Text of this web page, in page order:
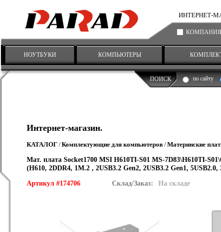
ИНТЕРНЕТ-
КОМПАНИЯ
НОУТБУКИ КОМПЬЮТЕРЫ
ПОИСК по сайту
Интернет-магазин.
КАТАЛОГ /Комплектующие для компьютеров /Материнские
Мат. плата Socket1700 MSI H610TI-S01 MS-7D83\H610TI-
(H610, 2DDR4, 1M.2 , 2USB3.2 Gen2, 2USB3.2 Gen1,
Артикул #174706
Склад/Заказ: На складе